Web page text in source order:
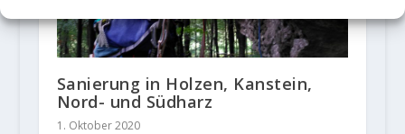
Sanierung in Holzen, Kanstein,
Nord- und Südharz
1. Oktober 2020